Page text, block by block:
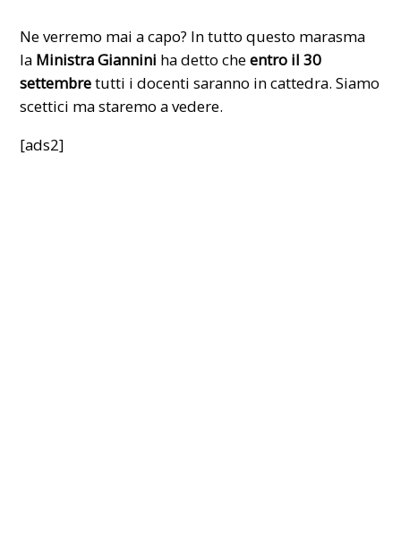
Ne verremo mai a capo? In tutto questo marasma
la Ministra Giannini ha detto cheentro il 30
settembretutti i docenti saranno in cattedra. Siamo
scettici ma staremo a vedere.
[ads2]